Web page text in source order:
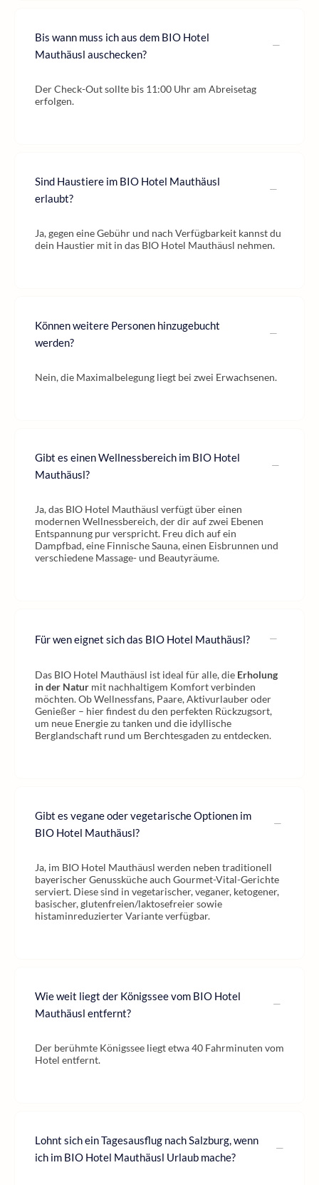
Bis wann muss ich aus dem BIO Hotel
Mauthäusl auschecken?
Der Check-Out sollte bis 11:00 Uhr am Abreisetag
erfolgen.
Sind Haustiere im BIO Hotel Mauthäusl
erlaubt?
Ja, gegen eine Gebühr und nach Verfügbarkeit kannst du
dein Haustier mit in das BIO Hotel Mauthäusl nehmen.
Können weitere Personen hinzugebucht
werden?
Nein, die Maximalbelegung liegt bei zwei Erwachsenen.
Gibt es einen Wellnessbereich im BIO Hotel
Mauthäusl?
Ja, das BIO Hotel Mauthäusl verfügt über einen
modernen Wellnessbereich, der dir auf zwei Ebenen
Entspannung pur verspricht. Freu dich auf ein
Dampfbad, eine Finnische Sauna, einen Eisbrunnen und
verschiedene Massage- und Beautyräume.
Für wen eignet sich das BIO Hotel Mauthäusl?
Das BIO Hotel Mauthäusl ist ideal für alle, die Erholung
in der Natur mit nachhaltigem Komfort verbinden
möchten. Ob Wellnessfans, Paare, Aktivurlauber oder
Genießer – hier findest du den perfekten Rückzugsort,
um neue Energie zu tanken und die idyllische
Berglandschaft rund um Berchtesgaden zu entdecken.
Gibt es vegane oder vegetarische Optionen im
BIO Hotel Mauthäusl?
Ja, im BIO Hotel Mauthäusl werden neben traditionell
bayerischer Genussküche auch Gourmet-Vital-Gerichte
serviert. Diese sind in vegetarischer, veganer, ketogener,
basischer, glutenfreien/laktosefreier sowie
histaminreduzierter Variante verfügbar.
Wie weit liegt der Königssee vom BIO Hotel
Mauthäusl entfernt?
Der berühmte Königssee liegt etwa 40 Fahrminuten vom
Hotel entfernt.
Lohnt sich ein Tagesausflug nach Salzburg, wenn
ich im BIO Hotel Mauthäusl Urlaub mache?